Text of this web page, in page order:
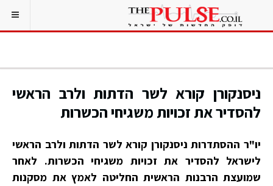
ניסנקורן קורא לשר הדתות ולרב הראשי
להסדיר את זכויות משגיחי הכשרות
יו"ר ההסתדרות ניסנקורן קורא לשר הדתות ולרב הראשי
לישראל להסדיר את זכויות משגיחי הכשרות. לאחר
שמועצת הרבנות הראשית החליטה לאמץ את מסקנות